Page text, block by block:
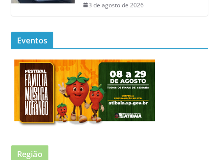
3 de agosto de 2026
Eventos
Região